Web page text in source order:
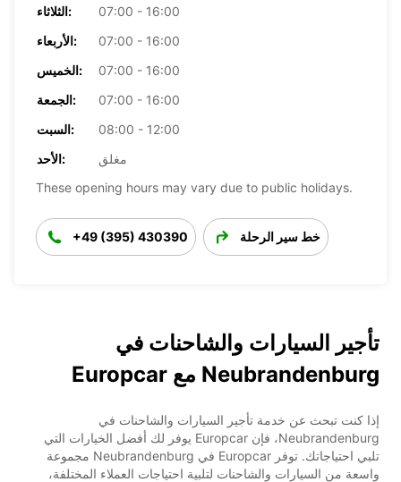
الثلاثاء:
07:00 - 16:00
الأربعاء:
07:00 - 16:00
الخميس:
07:00 - 16:00
الجمعة:
07:00 - 16:00
السبت:
08:00 - 12:00
الأحد:
مغلق
These opening hours may vary due to public holidays.
+49 (395) 430390 خط سير الرحلة
تأجير السيارات والشاحنات في
Neubrandenburg مع Europcar
إذا كنت تبحث عن خدمة تأجير السيارات والشاحنات في
Neubrandenburg، فإن Europcar يوفر لك أفضل الخيارات التي
تلبي احتياجاتك. توفر Europcar في Neubrandenburg مجموعة
واسعة من السيارات والشاحنات لتلبية احتياجات العملاء المختلفة،